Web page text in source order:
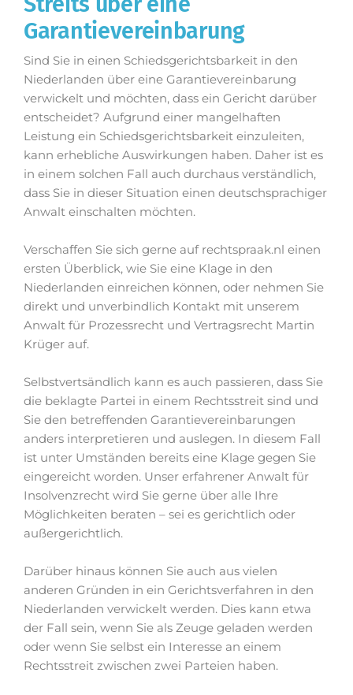
Garantievereinbarung
Sind Sie in einen Schiedsgerichtsbarkeit in den
Niederlanden über eine Garantievereinbarung
verwickelt und möchten, dass ein Gericht darüber
entscheidet? Aufgrund einer mangelhaften
Leistung ein Schiedsgerichtsbarkeit einzuleiten,
kann erhebliche Auswirkungen haben. Daher ist es
in einem solchen Fall auch durchaus verständlich,
dass Sie in dieser Situation einen deutschsprachiger
Anwalt einschalten möchten.
Verschaffen Sie sich gerne auf rechtspraak.nl einen
ersten Überblick, wie Sie eine Klage in den
Niederlanden einreichen können, oder nehmen Sie
direkt und unverbindlich Kontakt mit unserem
Anwalt für Prozessrecht und Vertragsrecht Martin
Krüger auf.
Selbstvertsändlich kann es auch passieren, dass Sie
die beklagte Partei in einem Rechtsstreit sind und
Sie den betreffenden Garantievereinbarungen
anders interpretieren und auslegen. In diesem Fall
ist unter Umständen bereits eine Klage gegen Sie
eingereicht worden. Unser erfahrener Anwalt für
Insolvenzrecht wird Sie gerne über alle Ihre
Möglichkeiten beraten – sei es gerichtlich oder
außergerichtlich.
Darüber hinaus können Sie auch aus vielen
anderen Gründen in ein Gerichtsverfahren in den
Niederlanden verwickelt werden. Dies kann etwa
der Fall sein, wenn Sie als Zeuge geladen werden
oder wenn Sie selbst ein Interesse an einem
Rechtsstreit zwischen zwei Parteien haben.